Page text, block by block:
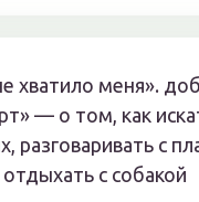
хватило меня».
— о том, как
разговаривать с
с собакой